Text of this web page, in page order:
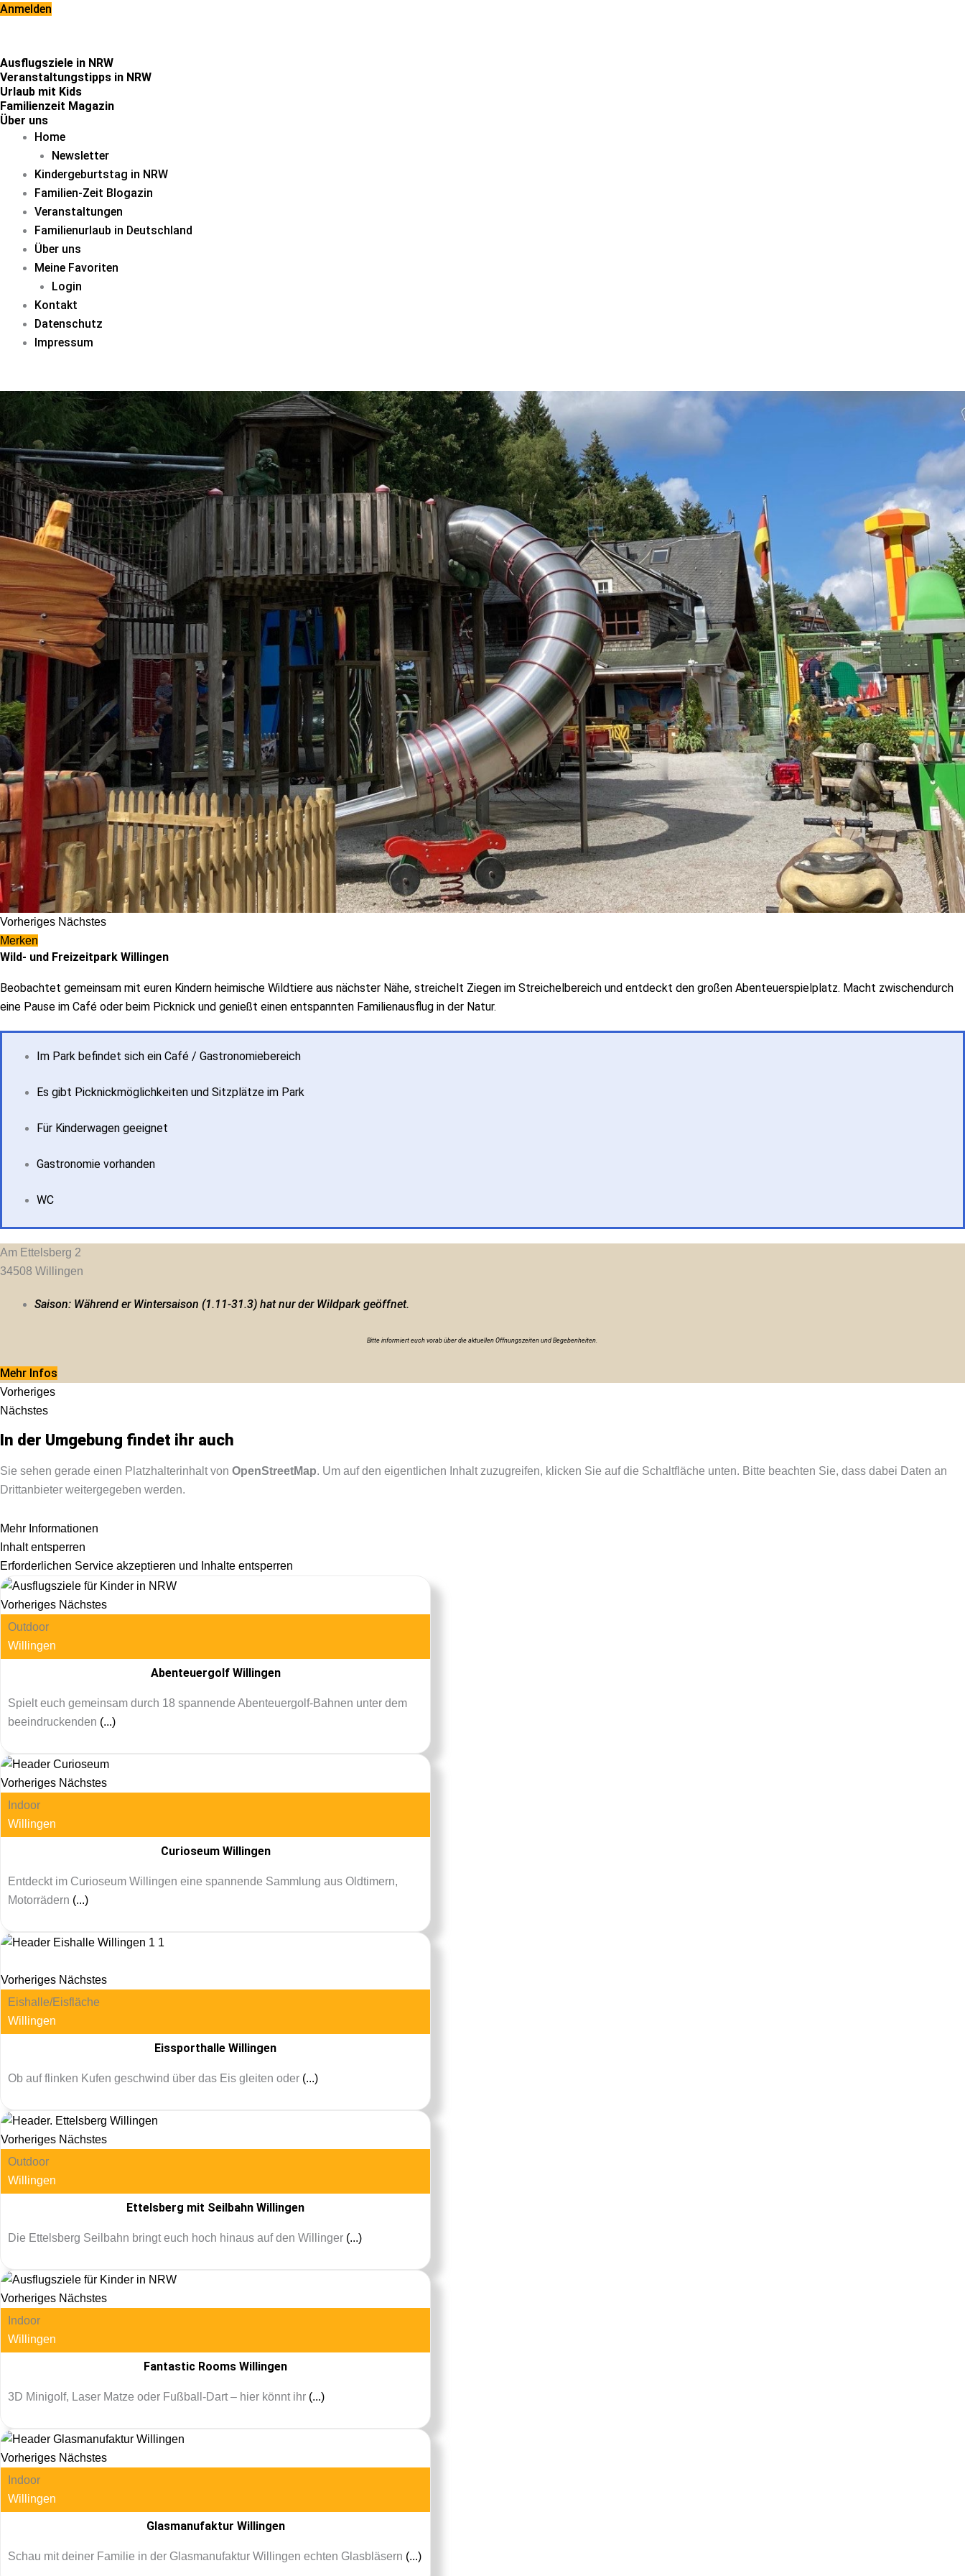
Zum
Anmelden
Ausflugsziele in NRW
Veranstaltungstipps in NRW
Urlaub mit Kids
Familienzeit Magazin
Über uns
Home
Newsletter
Kindergeburtstag in NRW
Familien-Zeit Blogazin
Veranstaltungen
Familienurlaub in Deutschland
Über uns
Meine Favoriten
Login
Kontakt
Datenschutz
Impressum
Vorheriges Nächstes
Merken
Wild- und Freizeitpark Willingen
Beobachtet gemeinsam mit euren Kindern heimische Wildtiere aus nächster Nähe, streichelt Ziegen im Streichelbereich und entdeckt den großen Abenteuerspielplatz. Macht zwischendurch
eine Pause im Café oder beim Picknick und genießt einen entspannten Familienausflug in der Natur.
Im Park befindet sich ein Café / Gastronomiebereich
Es gibt Picknickmöglichkeiten und Sitzplätze im Park
Für Kinderwagen geeignet
Gastronomie vorhanden
WC
Am Ettelsberg 2
34508 Willingen
Saison: Während er Wintersaison (1.11-31.3) hat nur der Wildpark geöffnet.
Bitte informiert euch vorab über die aktuellen Öffnungszeiten und Begebenheiten.
Mehr Infos
Vorheriges
Nächstes
In der Umgebung findet ihr auch
Sie sehen gerade einen Platzhalterinhalt von OpenStreetMap. Um auf den eigentlichen Inhalt zuzugreifen, klicken Sie auf die Schaltfläche unten. Bitte beachten Sie, dass dabei Daten an
Drittanbieter weitergegeben werden.
Mehr Informationen
Inhalt entsperren
Erforderlichen Service akzeptieren und Inhalte entsperren
Vorheriges Nächstes
Outdoor
Willingen
Abenteuergolf Willingen
Spielt euch gemeinsam durch 18 spannende Abenteuergolf-Bahnen unter dem
beeindruckenden (...)
Vorheriges Nächstes
Indoor
Willingen
Curioseum Willingen
Entdeckt im Curioseum Willingen eine spannende Sammlung aus Oldtimern,
Motorrädern (...)
Vorheriges Nächstes
Eishalle/Eisfläche
Willingen
Eissporthalle Willingen
Ob auf flinken Kufen geschwind über das Eis gleiten oder (...)
Vorheriges Nächstes
Outdoor
Willingen
Ettelsberg mit Seilbahn Willingen
Die Ettelsberg Seilbahn bringt euch hoch hinaus auf den Willinger (...)
Vorheriges Nächstes
Indoor
Willingen
Fantastic Rooms Willingen
3D Minigolf, Laser Matze oder Fußball-Dart – hier könnt ihr (...)
Vorheriges Nächstes
Indoor
Willingen
Glasmanufaktur Willingen
Schau mit deiner Familie in der Glasmanufaktur Willingen echten Glasbläsern (...)